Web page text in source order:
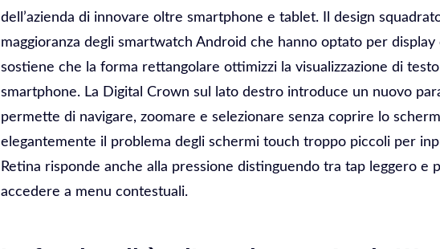
dell’azienda di innovare oltre smartphone e tablet. Il design
maggioranza degli smartwatch Android che hanno optato per display
sostiene che la forma rettangolare ottimizzi la visualizzazione di
smartphone. La Digital Crown sul lato destro introduce un nuovo
permette di navigare, zoomare e selezionare senza coprire lo
elegantemente il problema degli schermi touch troppo piccoli per
Retina risponde anche alla pressione distinguendo tra tap leggero e
accedere a menu contestuali.